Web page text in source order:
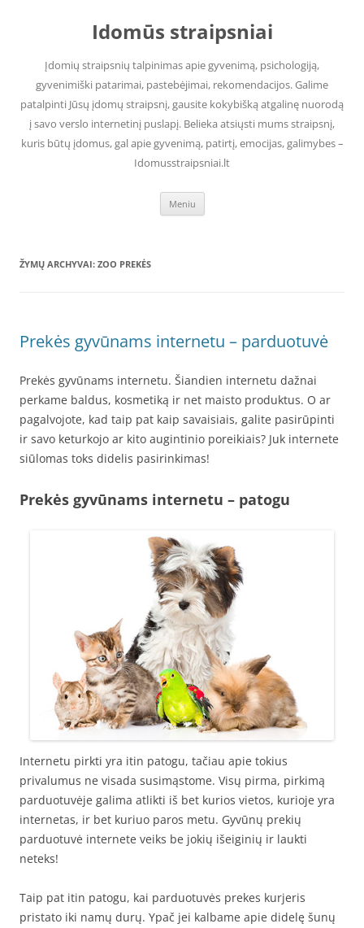
Idomūs straipsniai
Įdomių straipsnių talpinimas apie gyvenimą, psichologiją,
gyvenimiški patarimai, pastebėjimai, rekomendacijos. Galime
patalpinti Jūsų įdomų straipsnį, gausite kokybišką atgalinę nuorodą
į savo verslo internetinį puslapį. Belieka atsiųsti mums straipsnį,
kuris būtų įdomus, gal apie gyvenimą, patirtį, emocijas, galimybes –
Idomusstraipsniai.lt
Meniu
ŽYMŲ ARCHYVAI: ZOO PREKĖS
Prekės gyvūnams internetu – parduotuvė
Prekės gyvūnams internetu. Šiandien internetu dažnai
perkame baldus, kosmetiką ir net maisto produktus. O ar
pagalvojote, kad taip pat kaip savaisiais, galite pasirūpinti
ir savo keturkojo ar kito augintinio poreikiais? Juk internete
siūlomas toks didelis pasirinkimas!
Prekės gyvūnams internetu – patogu
Internetu pirkti yra itin patogu, tačiau apie tokius
privalumus ne visada susimąstome. Visų pirma, pirkimą
parduotuvėje galima atlikti iš bet kurios vietos, kurioje yra
internetas, ir bet kuriuo paros metu. Gyvūnų prekių
parduotuvė internete veiks be jokių išeiginių ir laukti
neteks!
Taip pat itin patogu, kai parduotuvės prekes kurjeris
pristato iki namų durų. Ypač jei kalbame apie didelę šunų